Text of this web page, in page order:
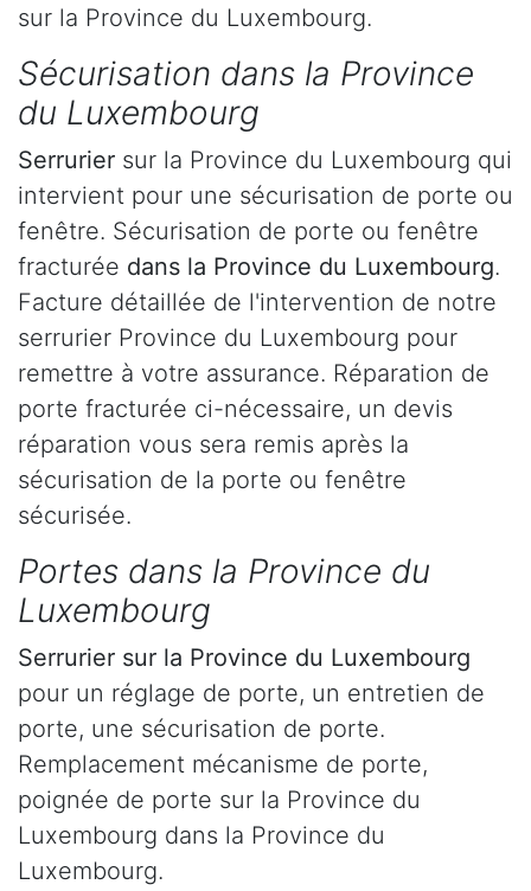
sur la Province du Luxembourg.
Sécurisation dans la Province
du Luxembourg
Serrurier sur la Province du Luxembourg qui
intervient pour une sécurisation de porte ou
fenêtre. Sécurisation de porte ou fenêtre
fracturée dans la Province du Luxembourg.
Facture détaillée de l'intervention de notre
serrurier Province du Luxembourg pour
remettre à votre assurance. Réparation de
porte fracturée ci-nécessaire, un devis
réparation vous sera remis après la
sécurisation de la porte ou fenêtre
sécurisée.
Portes dans la Province du
Luxembourg
Serrurier sur la Province du Luxembourg
pour un réglage de porte, un entretien de
porte, une sécurisation de porte.
Remplacement mécanisme de porte,
poignée de porte sur la Province du
Luxembourg dans la Province du
Luxembourg.